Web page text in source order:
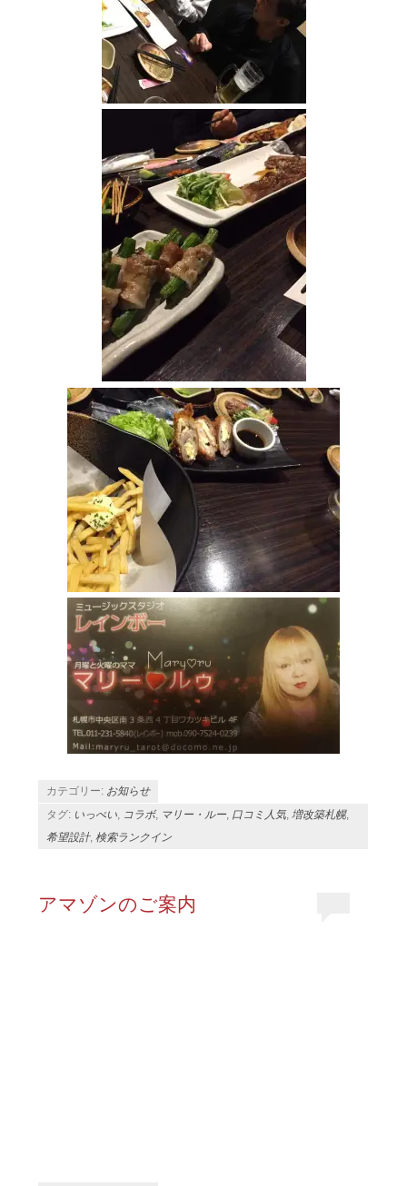
カテゴリー: お知らせ
タグ: いっぺい, コラボ, マリー・ルー, 口コミ人気,増改築札幌,
希望設計,検索ランクイン
アマゾンのご案内